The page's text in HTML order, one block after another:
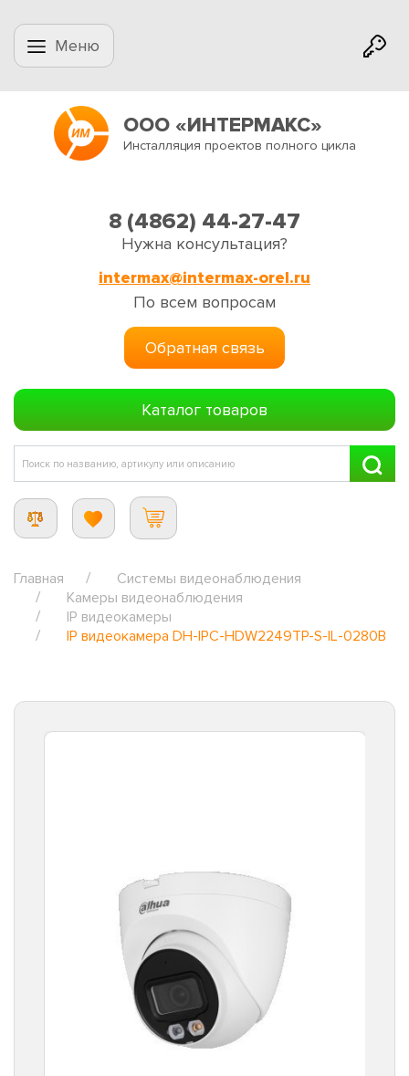
Меню
ООО «ИНТЕРМАКС»
Инсталляция проектов полного цикла
8 (4862) 44-27-47
Нужна консультация?
intermax@intermax-orel.ru
По всем вопросам
Обратная связь
Каталог товаров
Главная
Системы видеонаблюдения
Камеры видеонаблюдения
IP видеокамеры
IP видеокамера DH-IPC-HDW2249TP-S-IL-0280B